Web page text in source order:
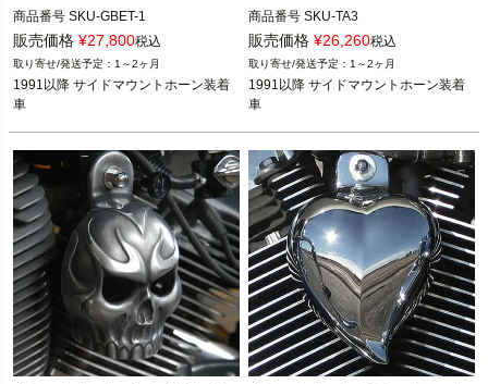
商品番号 SKU-GBET-1
1991以降 サイドマウントホーン装着
CHROME DOME(クローム ドーム)
販売価格 ¥27,800税込
1～2ヶ月
1991以降 サイドマウントホーン装着
車
商品番号 SKU-TA3
1991以降 サイドマウントホーン装着
CHROME DOME(クローム ドーム)
販売価格 ¥26,260税込
1～2ヶ月
1991以降 サイドマウントホーン装着
車